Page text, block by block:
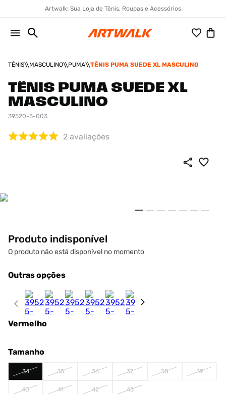
Artwalk: Sua Loja de Tênis, Roupas e Acessórios
TÊNIS MASCULINO PUMA TÊNIS PUMA SUEDE XL MASCULINO
TÊNIS PUMA SUEDE XL
MASCULINO
39520-5-003
2 avaliações
Produto indisponível
O produto não está disponível no momento
Outras opções
Vermelho
Tamanho
34 35 36 37 38 39
40 41 42 43